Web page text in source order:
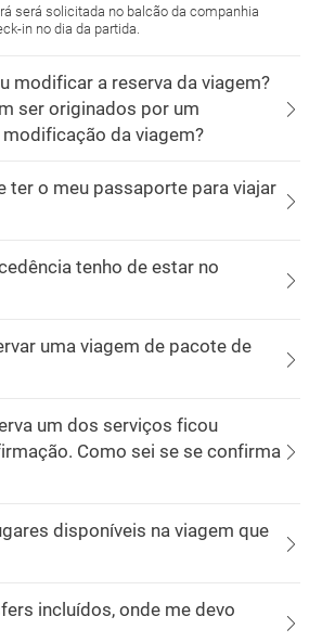
será solicitada no balcão da companhia
in no dia da partida.
modificar a reserva da viagem?
ser originados por um
da viagem?
ter o meu passaporte para viajar
tenho de estar no
uma viagem de pacote de
um dos serviços ficou
Como sei se se confirma
disponíveis na viagem que
incluídos, onde me devo